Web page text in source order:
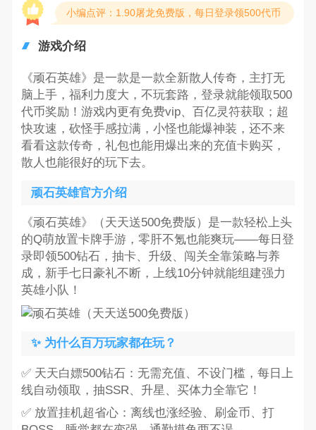
小编点评：1.90屠龙免费版，每日登录领500代币
游戏介绍
《顽石英雄》是一款是一款全新散人传奇，主打无
脑上手，福利力度大，不玩套路，登录就能领取500
代币奖励！游戏内更有免费vip、百亿灵符获取；超
快攻速，砍怪手感拉满，小怪也能爆神装，还不来
看看这款传奇，礼包也能用爆出来的充值卡购买，
散人也能很好的玩下去。
顽石英雄官方介绍
《顽石英雄》（天天送500免费版）是一款轻松上头
的Q萌放置卡牌手游，零肝不氪也能爽玩——每日登
录即领500钻石，抽卡、升级、闯关全靠策略与养
成，新手七日豪礼不断，上线10分钟就能组建强力
英雄小队！
✨ 为什么百万玩家都在玩？
✅ 天天白嫖500钻石：无需充值、不设门槛，每日上
线自动领取，抽SSR、升星、买体力全靠它！
✅ 放置挂机超省心：离线也涨经验、刷金币、打